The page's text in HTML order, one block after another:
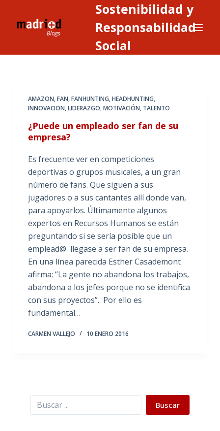
Sostenibilidad y
Responsabilidad
Social
AMAZON,FAN,FANHUNTING,HEADHUNTING,
INNOVACION,LIDERAZGO,MOTIVACIÓN, TALENTO
¿Puede un empleado ser fan de su
empresa?
Es frecuente ver en competiciones
deportivas o grupos musicales, a un gran
número de fans. Que siguen a sus
jugadores o a sus cantantes allí donde van,
para apoyarlos. Últimamente algunos
expertos en Recursos Humanos se están
preguntando si se sería posible que un
emplead@ llegase a ser fan de su empresa.
En una línea parecida Esther Casademont
afirma: “La gente no abandona los trabajos,
abandona a los jefes porque no se identifica
con sus proyectos”. Por ello es
fundamental…
CARMEN VALLEJO 10 ENERO 2016
Buscar Buscar